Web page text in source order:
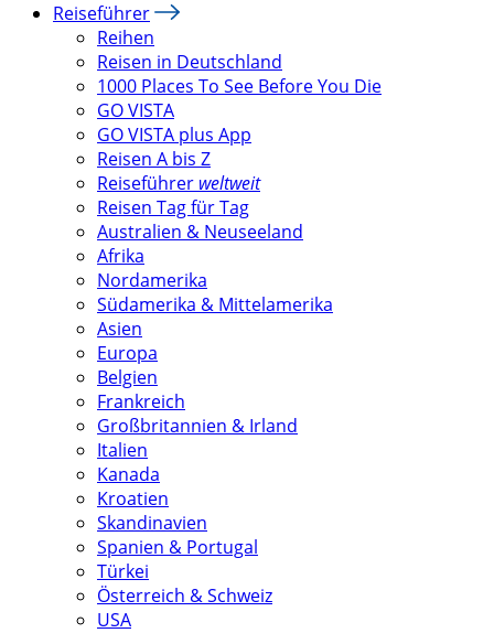
Reiseführer
Reihen
Reisen in Deutschland
1000 Places To See Before You Die
GO VISTA
GO VISTA plus App
Reisen A bis Z
Reiseführer weltweit
Reisen Tag für Tag
Australien & Neuseeland
Afrika
Nordamerika
Südamerika & Mittelamerika
Asien
Europa
Belgien
Frankreich
Großbritannien & Irland
Italien
Kanada
Kroatien
Skandinavien
Spanien & Portugal
Türkei
Österreich & Schweiz
USA